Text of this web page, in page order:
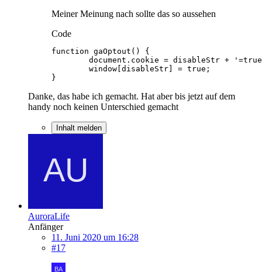
Meiner Meinung nach sollte das so aussehen
Code
}
Danke, das habe ich gemacht. Hat aber bis jetzt auf dem
handy noch keinen Unterschied gemacht
Inhalt melden
AuroraLife
Anfänger
11. Juni 2020 um 16:28
#17